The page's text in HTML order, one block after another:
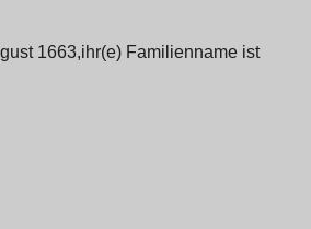
1663,ihr(e) Familienname ist